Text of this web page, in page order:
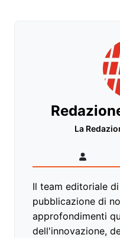
La
Il team editoriale
pubblicazione di
approfondimenti
dell'innovazione,